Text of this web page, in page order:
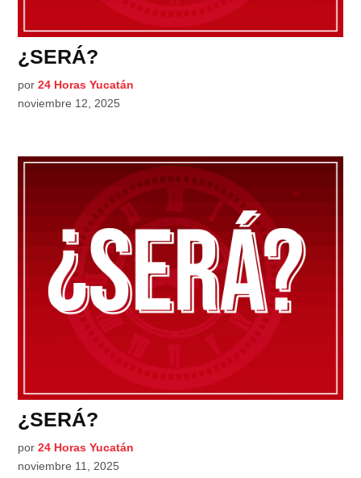
¿SERÁ?
por 24 Horas Yucatán
noviembre 12, 2025
¿SERÁ?
por 24 Horas Yucatán
noviembre 11, 2025